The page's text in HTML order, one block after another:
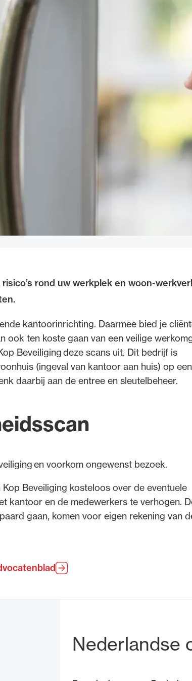
rond uw werkplek en woon-
kantoorinrichting. Daarmee bied je
ook ten koste gaan van een veilige
Beveiliging deze scans uit. Dit bedrijf is
(ingeval van kantoor aan huis) op
daarbij aan de entree en sleutelbeheer.
en voorkom ongewenst bezoek.
Beveiliging kosteloos over de eventuele
kantoor en de medewerkers te verhogen.
gaan, komen voor eigen rekening van
Bezoek- en
Nederlandse
Van de
op de advocatuur
(Roda).